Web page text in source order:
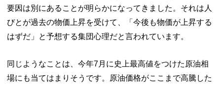
要因は別にあることが明らかになってきました。それは人
びとが過去の物価上昇を受けて、「今後も物価が上昇する
はずだ」と予想する集団心理だと言われています。
同じようなことは、今年7月に史上最高値をつけた原油相
場にも当てはまりそうです。原油価格がここまで高騰した